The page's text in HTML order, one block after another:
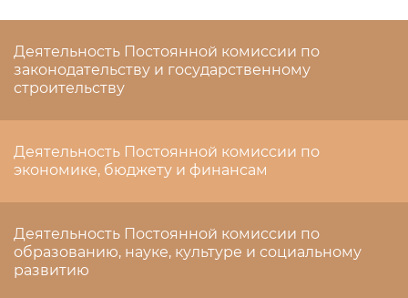
Деятельность Постоянной комиссии по
законодательству и государственному
строительству
Деятельность Постоянной комиссии по
экономике, бюджету и финансам
Деятельность Постоянной комиссии по
образованию, науке, культуре и социальному
развитию